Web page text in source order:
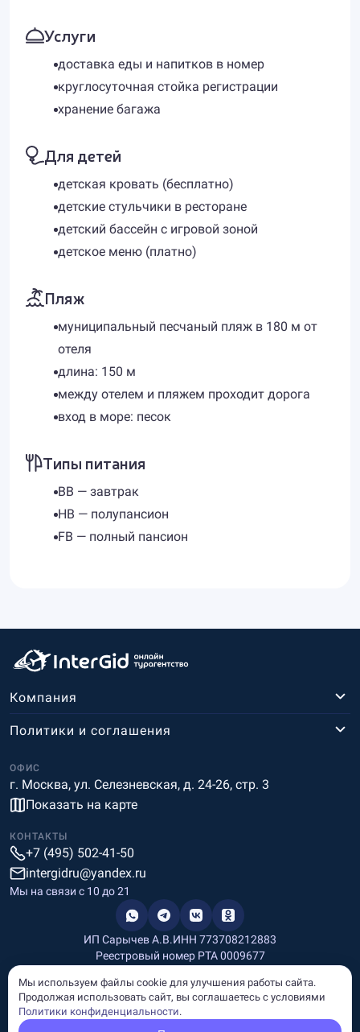
Услуги
доставка еды и напитков в номер
круглосуточная стойка регистрации
хранение багажа
Для детей
детская кровать (бесплатно)
детские стульчики в ресторане
детский бассейн с игровой зоной
детское меню (платно)
Пляж
муниципальный песчаный пляж в 180 м от
отеля
длина: 150 м
между отелем и пляжем проходит дорога
вход в море: песок
Типы питания
BB — завтрак
HB — полупансион
FB — полный пансион
Компания
ОФИС
г. Москва, ул. Селезневская, д. 24-26, стр. 3
Показать на карте
Политики и соглашения
КОНТАКТЫ
+7 (495) 502-41-50
intergidru@yandex.ru
Мы на связи c 10 до 21
ИП Сарычев А.В.ИНН 773708212883
Реестровый номер РТА 0009677
Информация, размещённая на сайте, носит информационный
характер и не является рекламой и публичной офертой.
Мы используем файлы cookie для улучшения работы сайта.
Продолжая использовать сайт, вы соглашаетесь с условиями
Политики конфиденциальности.